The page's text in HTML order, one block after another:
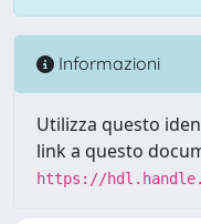
Informazioni
Utilizza questo
link a questo
https://